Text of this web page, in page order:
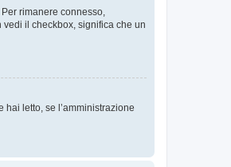
rimanere connesso,
il checkbox, significa che un
letto, se l’amministrazione